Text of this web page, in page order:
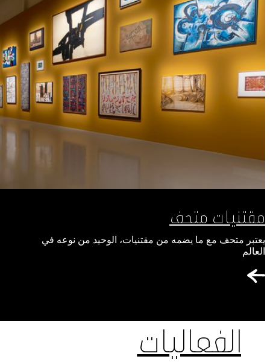
مقتنيات متحف
يعتبر متحف مع ما يضمه من مقتنيات، الوحيد من نوعه في
العالم
الفعاليات